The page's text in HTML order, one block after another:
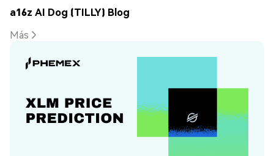
a16z AI Dog (TILLY) Blog
Más